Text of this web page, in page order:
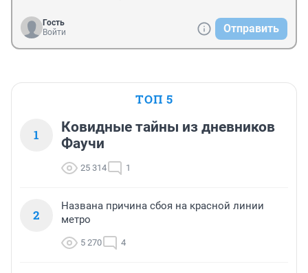
Гость
Войти
Отправить
ТОП 5
1
Ковидные тайны из дневников
Фаучи
25 314 1
2
Названа причина сбоя на красной линии
метро
5 270 4